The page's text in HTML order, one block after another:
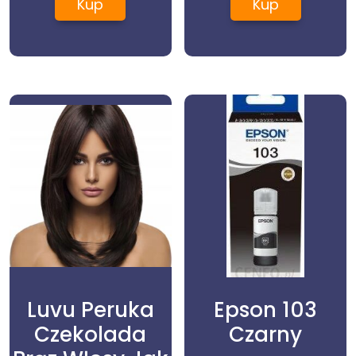
Kup
Szczury Karton
Kup
Luvu Peruka
Czekolada
Epson 103
Czarny